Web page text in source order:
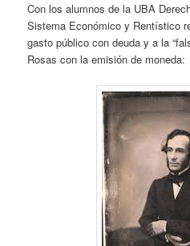
Con los alumnos de la UBA
Sistema Económico y Rentístico
gasto público con deuda y a la
Rosas con la emisión de moneda: